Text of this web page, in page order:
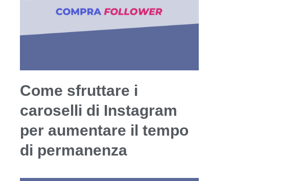
Come sfruttare i
caroselli di Instagram
per aumentare il tempo
di permanenza